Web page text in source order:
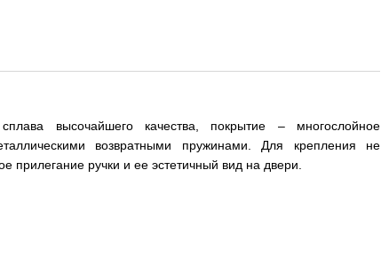
высочайшего качества, покрытие – многослойное
возвратными пружинами. Для крепления не
прилегание ручки и ее эстетичный вид на двери.